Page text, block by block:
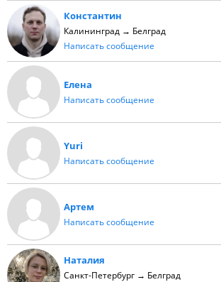
Константин
Калининград → Белград
Написать сообщение
Елена
Написать сообщение
Yuri
Написать сообщение
Артем
Написать сообщение
Наталия
Санкт-Петербург → Белград